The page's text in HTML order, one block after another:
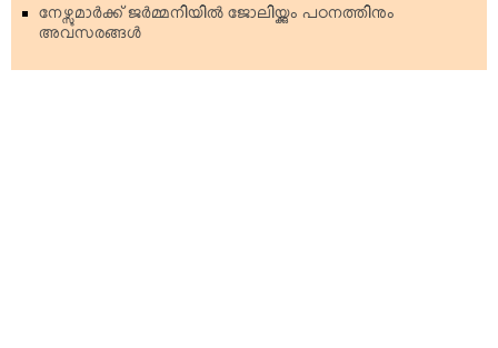
നേഴ്സുമാര്‍ക്ക് ജര്‍മ്മനിയില്‍ ജോലിയ്ക്കും പഠനത്തിനും
അവസരങ്ങള്‍